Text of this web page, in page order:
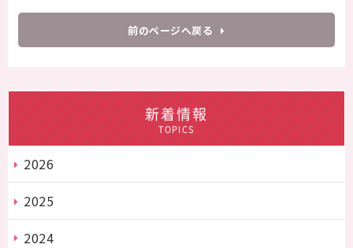
前のページへ戻る
新着情報
TOPICS
2026
2025
2024